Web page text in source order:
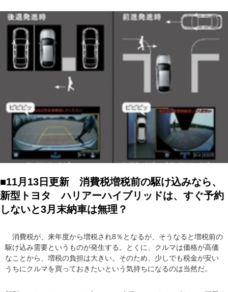
■11月13日更新 消費税増税前の駆け込みなら、
新型トヨタ ハリアーハイブリッドは、すぐ予約
しないと3月末納車は無理？
消費税が、来年度から増税され8％となるが、そうなると増税前の
駆け込み需要というものが発生する。とくに、クルマは価格が高価
なことから、増税の負担は大きい。そのため、少しでも税金が安い
うちにクルマを買っておきたいという気持ちになるのは当然だ。